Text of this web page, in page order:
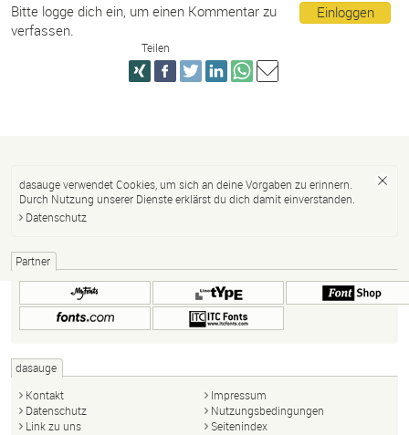
Einloggen
Bitte logge dich ein, um einen Kommentar zu
verfassen.
Teilen
dasauge verwendet Cookies, um sich an deine Vorgaben zu erinnern.
Durch Nutzung unserer Dienste erklärst du dich damit einverstanden.
Datenschutz
Partner
dasauge
Kontakt
Impressum
Datenschutz
Nutzungsbedingungen
Link zu uns
Seitenindex